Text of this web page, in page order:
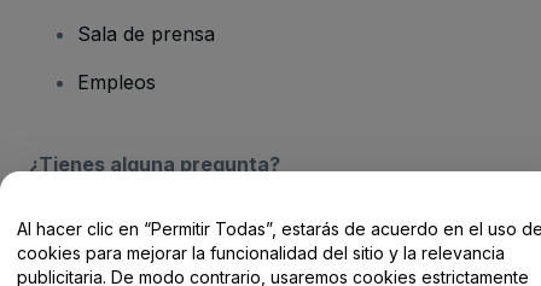
Sala de prensa
Empleos
¿Tienes alguna pregunta?
Centro de Ayuda / Contacto
Al hacer clic en “Permitir Todas”, estarás de acuerdo en el uso
cookies para mejorar la funcionalidad del sitio y la relevancia
publicitaria. De modo contrario, usaremos cookies estrictamente